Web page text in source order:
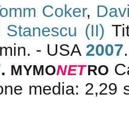
Coker,
Stanescu (II)
- USA 2007
. MYMONETRO
media: 2,29